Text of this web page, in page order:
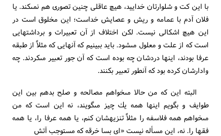
با اين كت و شلوارتان خداييد، هيچ عاقلى چنين تصورى هم نمى‏كند. يا
فلان آدم با عمامه و ريش و عصايش خداست؛ اين مخلوق است در
اين هيچ اشكالى نيست. لكن اختلاف از آن تعبيرات و برداشتهايى
است كه از علت و معلول مى‏شود. بايد ببينيم كه آنهايى كه مثلاً از طبقه
عرفا بودند، اينها دردشان چه بوده است كه آن جور تعبير مى‏كردند. چه
وادارشان كرده بود كه آنطور تعبير بكنند.
البته اين كه من حالا مى‏خواهم مصالحه و صلح بدهم بين اين
طوايف و بگويم اينها همه يك چيز مى‏گويند، نه اين است كه من
مى‏خواهم همه فلاسفه را مثلاً تنزيهشان كنم، يا همه عرفا را، يا همه
فقها را. نه، اين مسأله نيست «اى بسا خرقه كه مستوجب آتش‏